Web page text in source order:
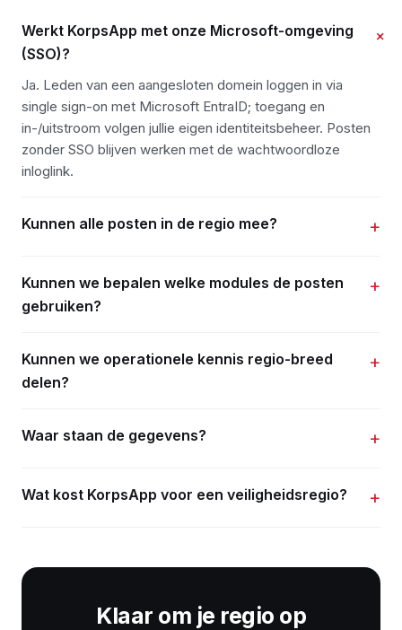
Werkt KorpsApp met onze Microsoft-omgeving
(SSO)?
+
Ja. Leden van een aangesloten domein loggen in via
single sign-on met Microsoft EntraID; toegang en
in-/uitstroom volgen jullie eigen identiteitsbeheer. Posten
zonder SSO blijven werken met de wachtwoordloze
inloglink.
Kunnen alle posten in de regio mee? +
Kunnen we bepalen welke modules de posten
gebruiken?
+
Kunnen we operationele kennis regio-breed
delen?
+
Waar staan de gegevens? +
Wat kost KorpsApp voor een veiligheidsregio? +
Klaar om je regio op